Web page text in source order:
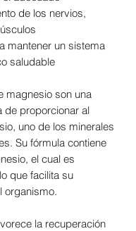
de los nervios,
mantener un sistema
saludable
magnesio son una
de proporcionar al
uno de los minerales
Su fórmula contiene
el cual es
que facilita su
organismo.
la recuperación